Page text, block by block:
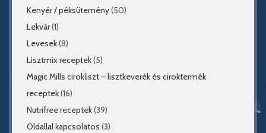
Kenyér / péksütemény(50)
Lekvár(1)
Levesek(8)
Lisztmix receptek(5)
Magic Mills cirokliszt – lisztkeverék és ciroktermék
receptek(16)
Nutrifree receptek(39)
Oldallal kapcsolatos (3)